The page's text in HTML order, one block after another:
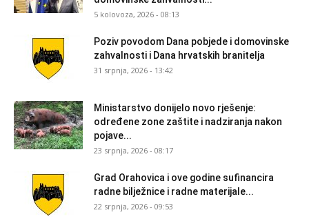
5 kolovoza, 2026 - 08:13
Poziv povodom Dana pobjede i domovinske
zahvalnosti i Dana hrvatskih branitelja
31 srpnja, 2026 - 13:42
Ministarstvo donijelo novo rješenje:
određene zone zaštite i nadziranja nakon
pojave...
23 srpnja, 2026 - 08:17
Grad Orahovica i ove godine sufinancira
radne bilježnice i radne materijale...
22 srpnja, 2026 - 09:53